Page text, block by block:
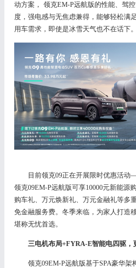
动方案 ， 领克EM-P远航版 的性能、驾
度，强电感与无焦虑兼得，能够轻松满
用车需求，即使是冰雪天气也不在话下。
目前领克09正在开展限时优惠活动
领克09EM-P远航版可享10000元新能源
购车礼、万元焕新礼、万元金融礼等多
免金融服务费。冬季来临，为家人打造
堪称无忧首选。
三电机布局+FYRA-E智能电四驱，
领克09EM-P远航版基于SPA豪华架